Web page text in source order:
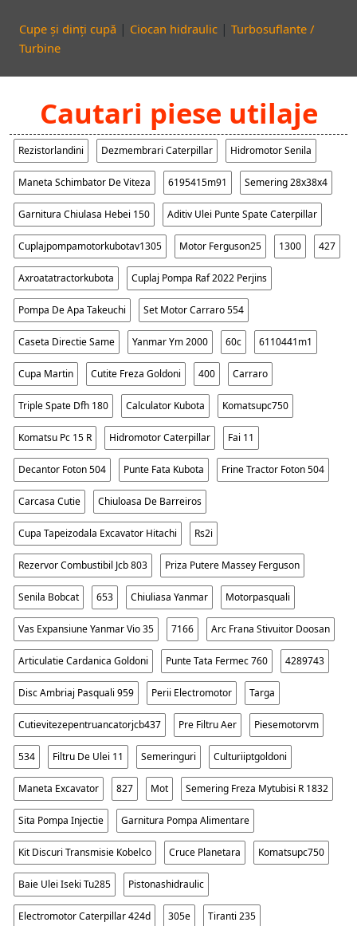
Cupe și dinți cupă | Ciocan hidraulic | Turbosuflante /
Turbine
Cautari piese utilaje
Rezistorlandini Dezmembrari Caterpillar Hidromotor Senila
Maneta Schimbator De Viteza 6195415m91 Semering 28x38x4
Garnitura Chiulasa Hebei 150 Aditiv Ulei Punte Spate Caterpillar
Cuplajpompamotorkubotav1305 Motor Ferguson25 1300 427
Axroatatractorkubota Cuplaj Pompa Raf 2022 Perjins
Pompa De Apa Takeuchi Set Motor Carraro 554
Caseta Directie Same Yanmar Ym 2000 60c 6110441m1
Cupa Martin Cutite Freza Goldoni 400 Carraro
Triple Spate Dfh 180 Calculator Kubota Komatsupc750
Komatsu Pc 15 R Hidromotor Caterpillar Fai 11
Decantor Foton 504 Punte Fata Kubota Frine Tractor Foton 504
Carcasa Cutie Chiuloasa De Barreiros
Cupa Tapeizodala Excavator Hitachi Rs2i
Rezervor Combustibil Jcb 803 Priza Putere Massey Ferguson
Senila Bobcat 653 Chiuliasa Yanmar Motorpasquali
Vas Expansiune Yanmar Vio 35 7166 Arc Frana Stivuitor Doosan
Articulatie Cardanica Goldoni Punte Tata Fermec 760 4289743
Disc Ambriaj Pasquali 959 Perii Electromotor Targa
Cutievitezepentruancatorjcb437 Pre Filtru Aer Piesemotorvm
534 Filtru De Ulei 11 Semeringuri Culturiiptgoldoni
Maneta Excavator 827 Mot Semering Freza Mytubisi R 1832
Sita Pompa Injectie Garnitura Pompa Alimentare
Kit Discuri Transmisie Kobelco Cruce Planetara Komatsupc750
Baie Ulei Iseki Tu285 Pistonashidraulic
Electromotor Caterpillar 424d 305e Tiranti 235